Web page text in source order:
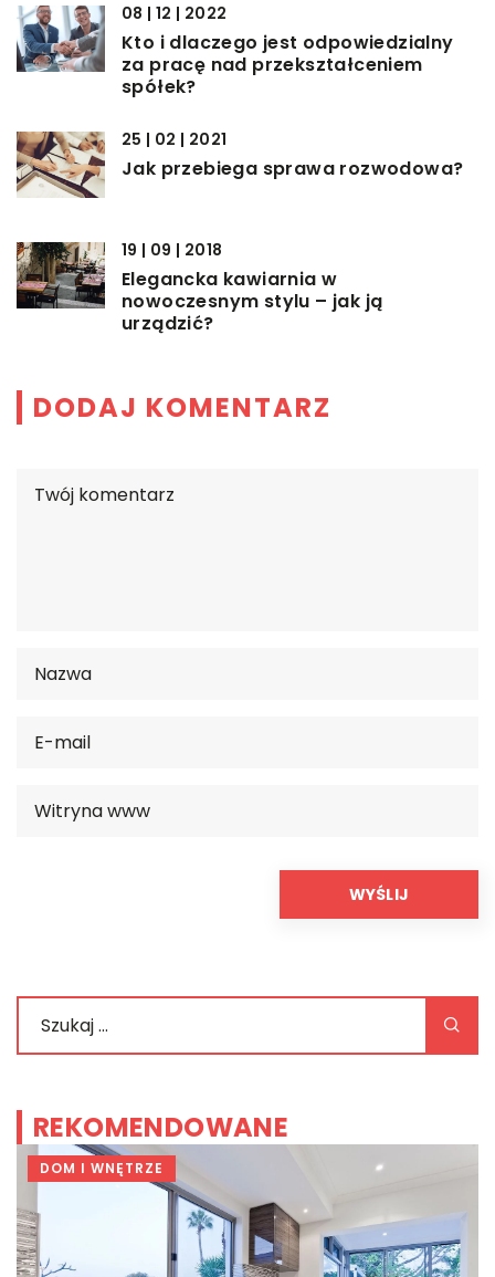
08 | 12 | 2022
Kto i dlaczego jest odpowiedzialny
za pracę nad przekształceniem
spółek?
25 | 02 | 2021
Jak przebiega sprawa rozwodowa?
19 | 09 | 2018
Elegancka kawiarnia w
nowoczesnym stylu – jak ją
urządzić?
DODAJ KOMENTARZ
REKOMENDOWANE
DOM I WNĘTRZE